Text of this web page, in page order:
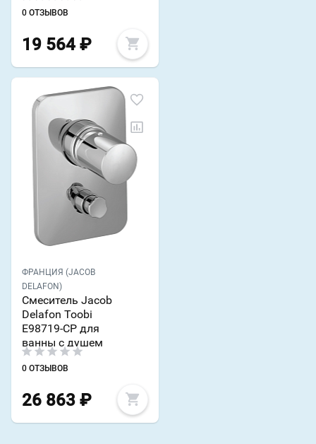
0 ОТЗЫВОВ
19 564 ₽
ФРАНЦИЯ (JACOB
DELAFON)
Смеситель Jacob
Delafon Toobi
E98719-CP для
ванны с душем
0 ОТЗЫВОВ
26 863 ₽